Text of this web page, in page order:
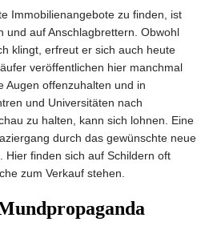
Immobilienangebote zu finden, ist
und auf Anschlagbrettern. Obwohl
klingt, erfreut er sich auch heute
veröffentlichen hier manchmal
Augen offenzuhalten und in
und Universitäten nach
zu halten, kann sich lohnen. Eine
durch das gewünschte neue
Hier finden sich auf Schildern oft
zum Verkauf stehen.